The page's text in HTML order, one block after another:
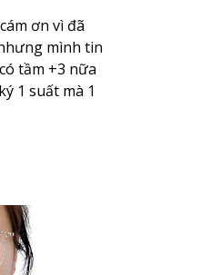
ơn vì đã
mình tin
tầm +3 nữa
1 suất mà 1